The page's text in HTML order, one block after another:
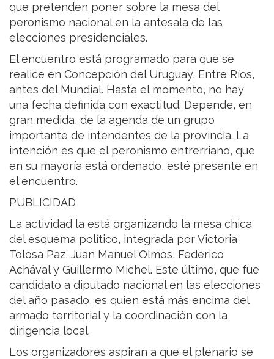
que pretenden poner sobre la mesa del
peronismo nacional en la antesala de las
elecciones presidenciales.
El encuentro está programado para que se
realice en Concepción del Uruguay, Entre Ríos,
antes del Mundial. Hasta el momento, no hay
una fecha definida con exactitud. Depende, en
gran medida, de la agenda de un grupo
importante de intendentes de la provincia. La
intención es que el peronismo entrerriano, que
en su mayoría está ordenado, esté presente en
el encuentro.
PUBLICIDAD
La actividad la está organizando la mesa chica
del esquema político, integrada por Victoria
Tolosa Paz, Juan Manuel Olmos, Federico
Achával y Guillermo Michel. Este último, que fue
candidato a diputado nacional en las elecciones
del año pasado, es quien está más encima del
armado territorial y la coordinación con la
dirigencia local.
Los organizadores aspiran a que el plenario se